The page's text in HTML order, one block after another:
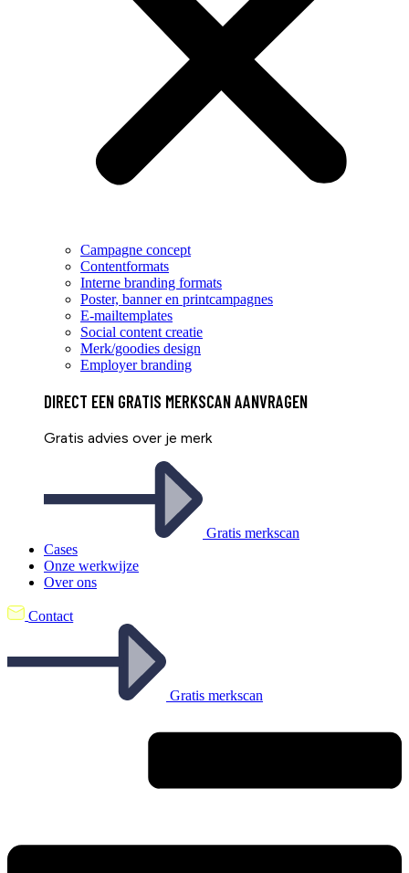
Campagne concept
Contentformats
Interne branding formats
Poster, banner en printcampagnes
E-mailtemplates
Social content creatie
Merk/goodies design
Employer branding
DIRECT EEN GRATIS MERKSCAN AANVRAGEN
Gratis advies over je merk
Gratis merkscan
Cases
Onze werkwijze
Over ons
Contact
Gratis merkscan